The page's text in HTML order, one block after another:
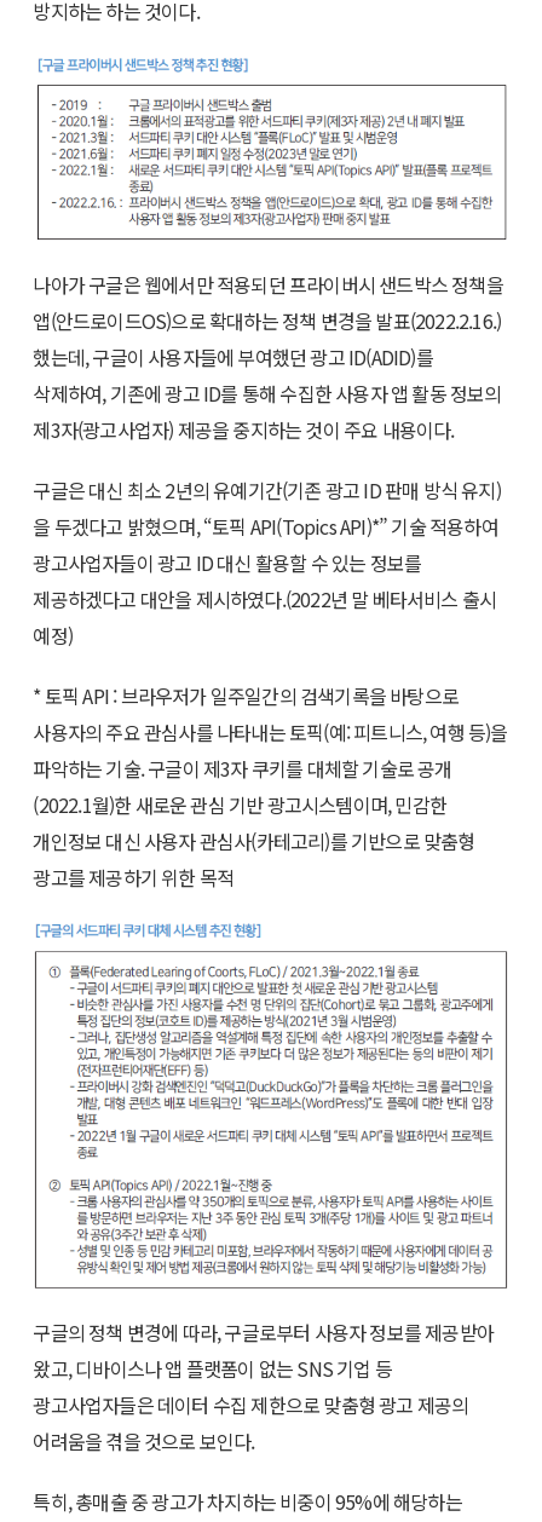
방지하는 하는 것이다.
나아가 구글은 웹에서만 적용되던 프라이버시 샌드박스 정책을
앱(안드로이드OS)으로 확대하는 정책 변경을 발표(2022.2.16.)
했는데, 구글이 사용자들에 부여했던 광고 ID(ADID)를
삭제하여, 기존에 광고 ID를 통해 수집한 사용자 앱 활동 정보의
제3자(광고사업자) 제공을 중지하는 것이 주요 내용이다.
구글은 대신 최소 2년의 유예기간(기존 광고 ID 판매 방식 유지)
을 두겠다고 밝혔으며, “토픽 API(Topics API)*” 기술 적용하여
광고사업자들이 광고 ID 대신 활용할 수 있는 정보를
제공하겠다고 대안을 제시하였다.(2022년 말 베타서비스 출시
예정)
* 토픽 API : 브라우저가 일주일간의 검색기록을 바탕으로
사용자의 주요 관심사를 나타내는 토픽(예: 피트니스, 여행 등)을
파악하는 기술. 구글이 제3자 쿠키를 대체할 기술로 공개
(2022.1월)한 새로운 관심 기반 광고시스템이며, 민감한
개인정보 대신 사용자 관심사(카테고리)를 기반으로 맞춤형
광고를 제공하기 위한 목적
구글의 정책 변경에 따라, 구글로부터 사용자 정보를 제공받아
왔고, 디바이스나 앱 플랫폼이 없는 SNS 기업 등
광고사업자들은 데이터 수집 제한으로 맞춤형 광고 제공의
어려움을 겪을 것으로 보인다.
특히, 총매출 중 광고가 차지하는 비중이 95%에 해당하는